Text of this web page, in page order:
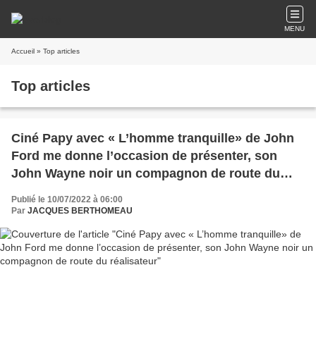
MENU
Accueil » Top articles
Top articles
Ciné Papy avec « L’homme tranquille» de John
Ford me donne l’occasion de présenter, son
John Wayne noir un compagnon de route du
réalisateur
Publié le 10/07/2022 à 06:00
Par JACQUES BERTHOMEAU